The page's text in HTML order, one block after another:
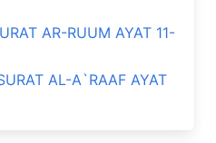
AR-RUUM AYAT 11-
AL-A`RAAF AYAT